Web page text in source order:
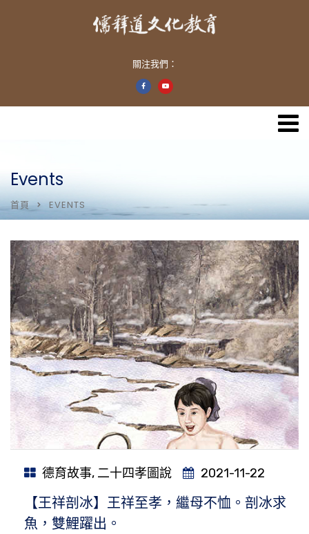
關注我們：
Events
首頁 EVENTS
德育故事, 二十四孝圖說 2021-11-22
【王祥剖冰】王祥至孝，繼母不恤。剖冰求
魚，雙鯉躍出。